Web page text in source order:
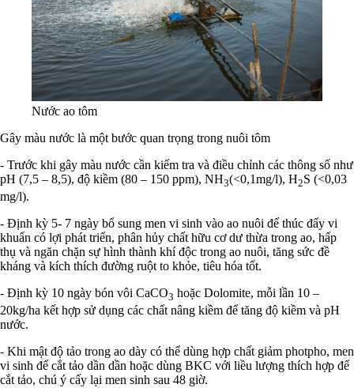
Nước ao tôm
Gây màu nước là một bước quan trọng trong nuôi tôm
- Trước khi gây màu nước cần kiểm tra và điều chỉnh các thông số như
pH (7,5 – 8,5), độ kiềm (80 – 150 ppm), NH3(<0,1mg/l), H2S (<0,03
mg/l).
- Định kỳ 5- 7 ngày bổ sung men vi sinh vào ao nuôi để thúc đẩy vi
khuẩn có lợi phát triển, phân hủy chất hữu cơ dư thừa trong ao, hấp
thụ và ngăn chặn sự hình thành khí độc trong ao nuôi, tăng sức đề
kháng và kích thích đường ruột to khỏe, tiêu hóa tốt.
- Định kỳ 10 ngày bón vôi CaCO3 hoặc Dolomite, mỗi lần 10 –
20kg/ha kết hợp sử dụng các chất nâng kiềm để tăng độ kiềm và pH
nước.
- Khi mật độ tảo trong ao dày có thể dùng hợp chất giảm photpho, men
vi sinh để cắt tảo dần dần hoặc dùng BKC với liều lượng thích hợp để
cắt tảo, chú ý cấy lại men sinh sau 48 giờ.